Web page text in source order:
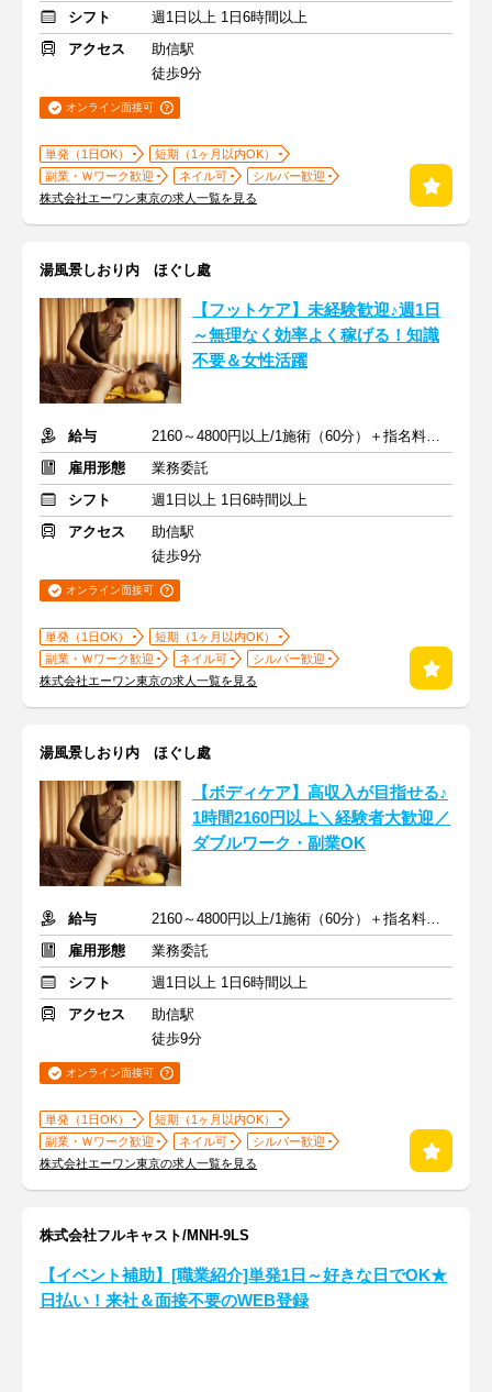
シフト
週1日以上 1日6時間以上
アクセス
助信駅
徒歩9分
オンライン面接可
単発（1日OK）
短期（1ヶ月以内OK）
副業・Ｗワーク歓迎
ネイル可
シルバー歓迎
株式会社エーワン東京の求人一覧を見る
湯風景しおり内 ほぐし處
【フットケア】未経験歓迎♪週1日
～無理なく効率よく稼げる！知識
不要＆女性活躍
給与
2160～4800円以上/1施術（60分）＋指名料・インセン
雇用形態
業務委託
シフト
週1日以上 1日6時間以上
アクセス
助信駅
徒歩9分
オンライン面接可
単発（1日OK）
短期（1ヶ月以内OK）
副業・Ｗワーク歓迎
ネイル可
シルバー歓迎
株式会社エーワン東京の求人一覧を見る
湯風景しおり内 ほぐし處
【ボディケア】高収入が目指せる♪
1時間2160円以上＼経験者大歓迎／
ダブルワーク・副業OK
給与
2160～4800円以上/1施術（60分）＋指名料・インセン
雇用形態
業務委託
シフト
週1日以上 1日6時間以上
アクセス
助信駅
徒歩9分
オンライン面接可
単発（1日OK）
短期（1ヶ月以内OK）
副業・Ｗワーク歓迎
ネイル可
シルバー歓迎
株式会社エーワン東京の求人一覧を見る
株式会社フルキャスト/MNH-9LS
【イベント補助】[職業紹介]単発1日～好きな日でOK★
日払い！来社＆面接不要のWEB登録